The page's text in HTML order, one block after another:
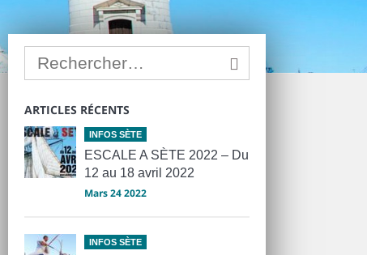
ARTICLES RÉCENTS
INFOS SÈTE
ESCALE A SÈTE 2022 – Du
12 au 18 avril 2022
Mars 24 2022
INFOS SÈTE